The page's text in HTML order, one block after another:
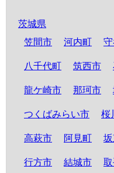
茨城県
笠間市
河内町
八千代町 筑西市
龍ケ崎市 那珂市
つくばみらい市 桜
高萩市 阿見町
行方市 結城市